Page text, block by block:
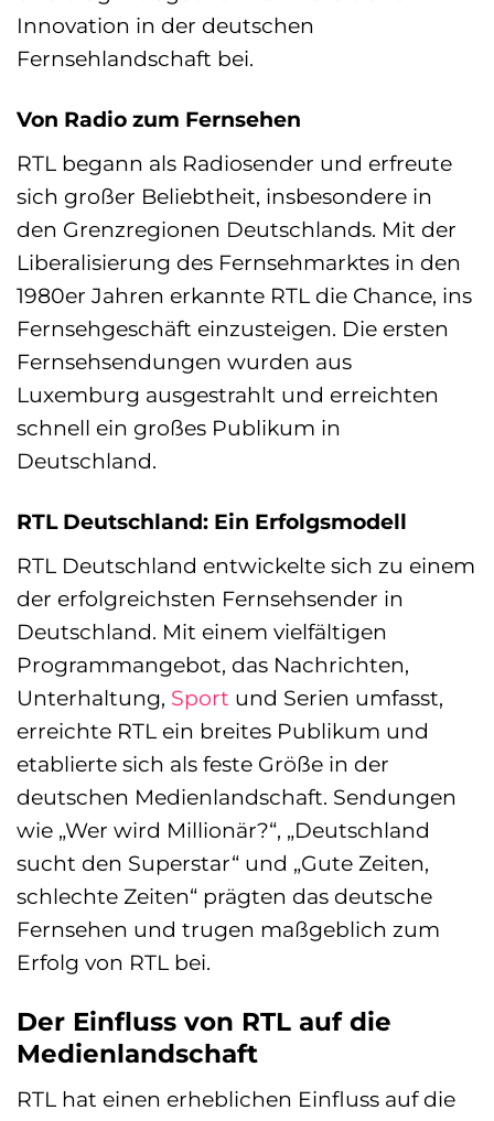
Innovation in der deutschen
Fernsehlandschaft bei.
Von Radio zum Fernsehen
RTL begann als Radiosender und erfreute
sich großer Beliebtheit, insbesondere in
den Grenzregionen Deutschlands. Mit der
Liberalisierung des Fernsehmarktes in den
1980er Jahren erkannte RTL die Chance, ins
Fernsehgeschäft einzusteigen. Die ersten
Fernsehsendungen wurden aus
Luxemburg ausgestrahlt und erreichten
schnell ein großes Publikum in
Deutschland.
RTL Deutschland: Ein Erfolgsmodell
RTL Deutschland entwickelte sich zu einem
der erfolgreichsten Fernsehsender in
Deutschland. Mit einem vielfältigen
Programmangebot, das Nachrichten,
Unterhaltung, Sport und Serien umfasst,
erreichte RTL ein breites Publikum und
etablierte sich als feste Größe in der
deutschen Medienlandschaft. Sendungen
wie „Wer wird Millionär?“, „Deutschland
sucht den Superstar“ und „Gute Zeiten,
schlechte Zeiten“ prägten das deutsche
Fernsehen und trugen maßgeblich zum
Erfolg von RTL bei.
Der Einfluss von RTL auf die
Medienlandschaft
RTL hat einen erheblichen Einfluss auf die